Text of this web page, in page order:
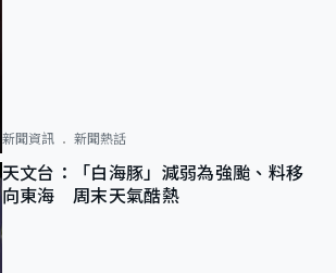
新聞資訊 新聞熱話
天文台：「白海豚」減弱為強颱、料移
向東海 周末天氣酷熱